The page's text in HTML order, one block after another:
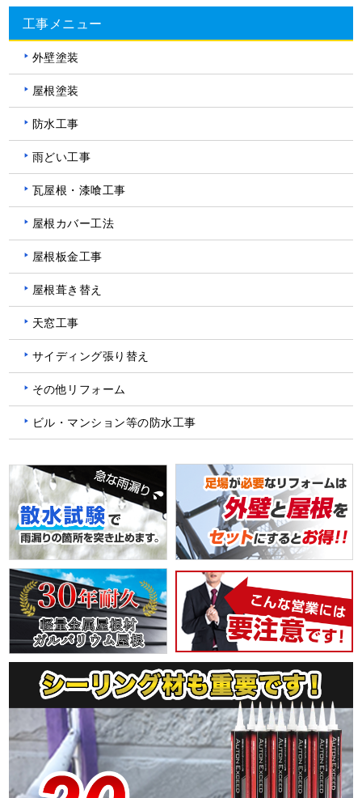
工事メニュー
外壁塗装
屋根塗装
防水工事
雨どい工事
瓦屋根・漆喰工事
屋根カバー工法
屋根板金工事
屋根葺き替え
天窓工事
サイディング張り替え
その他リフォーム
ビル・マンション等の防水工事